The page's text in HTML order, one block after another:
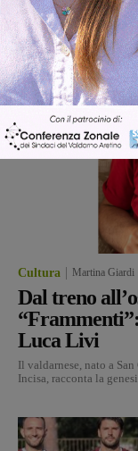
Cultura Martina Giardi
Dal treno
Luca Livi
Il valdarnese, nato a
Incisa, racconta la genesi